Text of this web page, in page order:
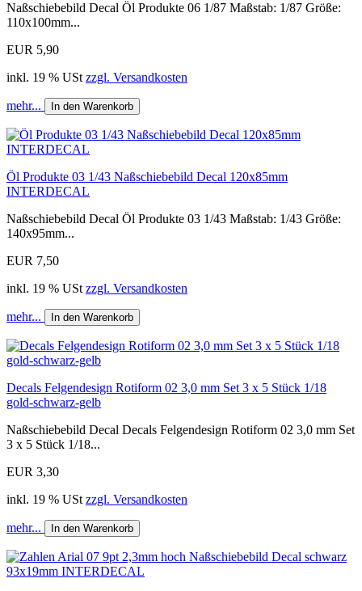
Naßschiebebild Decal Öl Produkte 06 1/87 Maßstab: 1/87 Größe:
110x100mm...
EUR 5,90
inkl. 19 % USt zzgl. Versandkosten
mehr... In den Warenkorb
Öl Produkte 03 1/43 Naßschiebebild Decal 120x85mm
INTERDECAL
Naßschiebebild Decal Öl Produkte 03 1/43 Maßstab: 1/43 Größe:
140x95mm...
EUR 7,50
inkl. 19 % USt zzgl. Versandkosten
mehr... In den Warenkorb
Decals Felgendesign Rotiform 02 3,0 mm Set 3 x 5 Stück 1/18
gold-schwarz-gelb
Naßschiebebild Decal Decals Felgendesign Rotiform 02 3,0 mm Set
3 x 5 Stück 1/18...
EUR 3,30
inkl. 19 % USt zzgl. Versandkosten
mehr... In den Warenkorb